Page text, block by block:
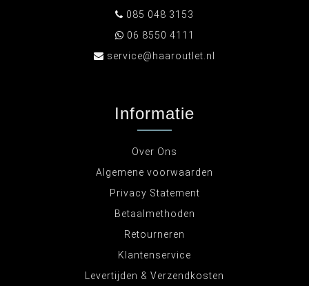
085 048 3153
06 8550 4111
service@haaroutlet.nl
Informatie
Over Ons
Algemene voorwaarden
Privacy Statement
Betaalmethoden
Retourneren
Klantenservice
Levertijden & Verzendkosten